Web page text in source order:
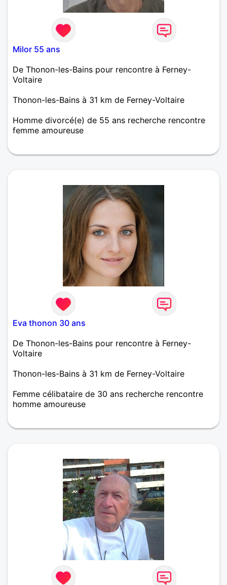
Milor 55 ans
De Thonon-les-Bains pour rencontre à Ferney-
Voltaire
Thonon-les-Bains à 31 km de Ferney-Voltaire
Homme divorcé(e) de 55 ans recherche rencontre
femme amoureuse
dans la nature, le sport et le cinéma. Je cherche une
Eva thonon 30 ans
De Thonon-les-Bains pour rencontre à Ferney-
Voltaire
Thonon-les-Bains à 31 km de Ferney-Voltaire
Femme célibataire de 30 ans recherche rencontre
homme amoureuse
situation pour apprendre à se connaître et peut-être